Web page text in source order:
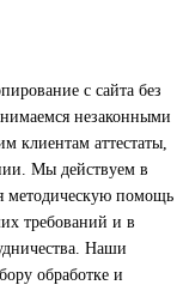
с сайта без
незаконными
клиентам аттестаты,
Мы действуем в
методическую помощь
требований и в
Наши
обработке и